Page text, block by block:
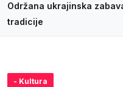
Održana ukrajinska
tradicije
- Kultura